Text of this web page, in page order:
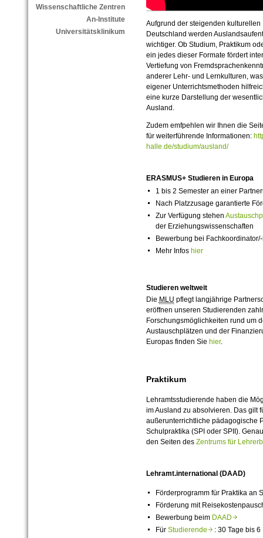
Wissenschaftliche Zentren
An-Institute
Universitätsklinikum
Aufgrund der steigenden
Deutschland werden
wichtiger. Ob Studium, Praktikum
ein jedes dieser Formate fördert
Vertiefung von
anderer Lehr- und Lernkulturen,
eigener Unterrichtsmethoden
eine kurze Darstellung der
Ausland.
Zudem emfpehlen wir Ihnen die
für weiterführende Informationen:
halle.de/studium/ausland/
ERASMUS+ Studieren in Europa
1 bis 2 Semester an einer
Nach Platzzusage garantierte
Zur Verfügung stehen
der Erziehungswissenschaften
Bewerbung bei
Mehr Infos hier
Studieren weltweit
Die MLU pflegt langjährige
eröffnen unseren Studierenden
Forschungsmöglichkeiten rund um
Austauschplätzen und der
Europas finden Sie hier.
Praktikum
Lehramtsstudierende haben die
im Ausland zu absolvieren. Das gilt
außerunterrichtliche pädagogische
Schulpraktika (SPI oder SPII).
den Seiten des Zentrums für
Lehramt.international (DAAD)
Förderprogramm für Praktika an
Förderung mit
Bewerbung beim DAAD
Für Studierende: 30 Tage bis 6